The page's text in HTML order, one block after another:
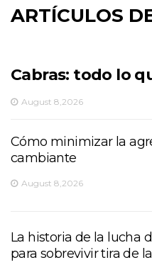
ARTÍCULOS
Cabras: todo lo
August 8,2026
Cómo minimizar la
cambiante
August 8,2026
La historia de la lucha
para sobrevivir tira de